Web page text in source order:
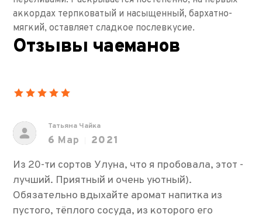
аккордах терпковатый и насыщенный, бархатно-
мягкий, оставляет сладкое послевкусие.
Отзывы чаеманов
Татьяна Чайка
6 Мар
2021
Из 20-ти сортов Улуна, что я пробовала, этот -
лучший. Приятный и очень уютный).
Обязательно вдыхайте аромат напитка из
пустого, тёплого сосуда, из которого его